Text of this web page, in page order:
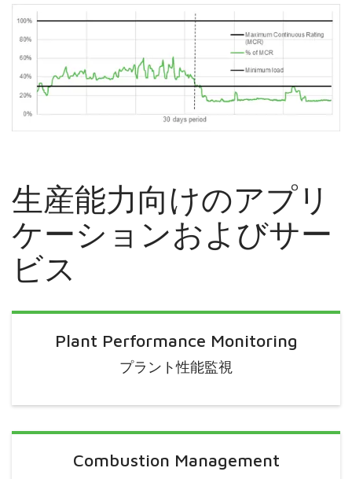
生産能力向けのアプリ
ケーションおよびサー
ビス
Plant Performance Monitoring
プラント性能監視
Combustion Management